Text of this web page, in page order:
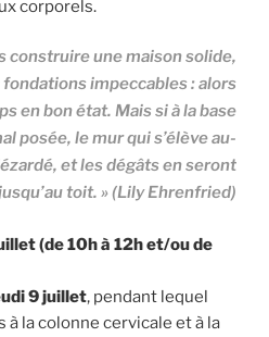
corporels.
construire une maison solide,
impeccables : alors
en bon état. Mais si à la base
posée, le mur qui s’élève au-
et les dégâts en seront
toit. » (Lily Ehrenfried)
(de 10h à 12h et/ou de
9 juillet, pendant lequel
la colonne cervicale et à la